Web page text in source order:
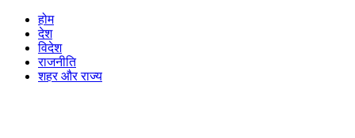
होम
देश
विदेश
राजनीति
शहर और राज्य